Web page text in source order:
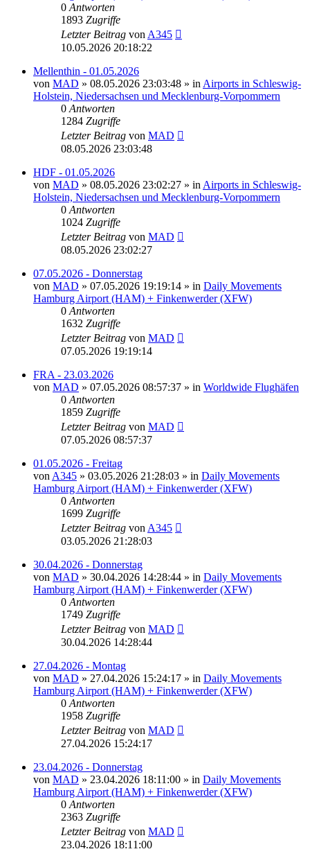
0 Antworten
1893 Zugriffe
Letzter Beitrag von A345
10.05.2026 20:18:22
Mellenthin - 01.05.2026
von MAD » 08.05.2026 23:03:48 » in Airports in Schleswig-
Holstein, Niedersachsen und Mecklenburg-Vorpommern
0 Antworten
1284 Zugriffe
Letzter Beitrag von MAD
08.05.2026 23:03:48
HDF - 01.05.2026
von MAD » 08.05.2026 23:02:27 » in Airports in Schleswig-
Holstein, Niedersachsen und Mecklenburg-Vorpommern
0 Antworten
1024 Zugriffe
Letzter Beitrag von MAD
08.05.2026 23:02:27
07.05.2026 - Donnerstag
von MAD » 07.05.2026 19:19:14 » in Daily Movements
Hamburg Airport (HAM) + Finkenwerder (XFW)
0 Antworten
1632 Zugriffe
Letzter Beitrag von MAD
07.05.2026 19:19:14
FRA - 23.03.2026
von MAD » 07.05.2026 08:57:37 » in Worldwide Flughäfen
0 Antworten
1859 Zugriffe
Letzter Beitrag von MAD
07.05.2026 08:57:37
01.05.2026 - Freitag
von A345 » 03.05.2026 21:28:03 » in Daily Movements
Hamburg Airport (HAM) + Finkenwerder (XFW)
0 Antworten
1699 Zugriffe
Letzter Beitrag von A345
03.05.2026 21:28:03
30.04.2026 - Donnerstag
von MAD » 30.04.2026 14:28:44 » in Daily Movements
Hamburg Airport (HAM) + Finkenwerder (XFW)
0 Antworten
1749 Zugriffe
Letzter Beitrag von MAD
30.04.2026 14:28:44
27.04.2026 - Montag
von MAD » 27.04.2026 15:24:17 » in Daily Movements
Hamburg Airport (HAM) + Finkenwerder (XFW)
0 Antworten
1958 Zugriffe
Letzter Beitrag von MAD
27.04.2026 15:24:17
23.04.2026 - Donnerstag
von MAD » 23.04.2026 18:11:00 » in Daily Movements
Hamburg Airport (HAM) + Finkenwerder (XFW)
0 Antworten
2363 Zugriffe
Letzter Beitrag von MAD
23.04.2026 18:11:00